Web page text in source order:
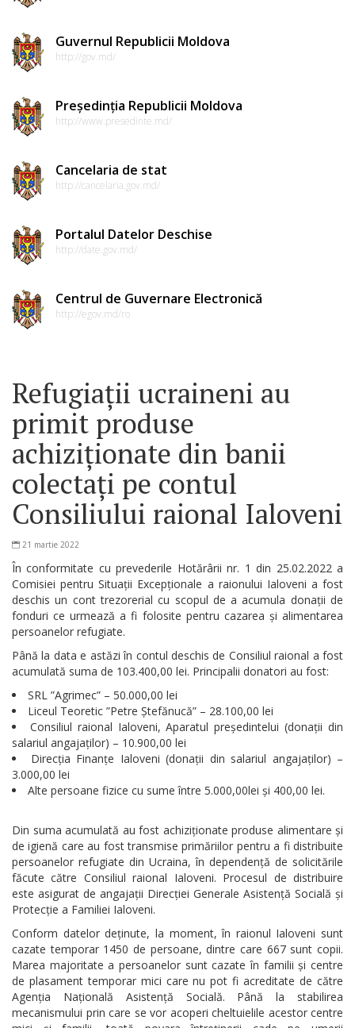
Guvernul Republicii Moldova
http://gov.md/
Președinția Republicii Moldova
http://www.presedinte.md/
Cancelaria de stat
http://cancelaria.gov.md/
Portalul Datelor Deschise
http://date.gov.md/
Centrul de Guvernare Electronică
http://egov.md/ro
Refugiații ucraineni au
primit produse
achiziționate din banii
colectați pe contul
Consiliului raional Ialoveni
21 martie 2022
În conformitate cu prevederile Hotărârii nr. 1 din 25.02.2022 a
Comisiei pentru Situații Excepționale a raionului Ialoveni a fost
deschis un cont trezorerial cu scopul de a acumula donații de
fonduri ce urmează a fi folosite pentru cazarea și alimentarea
persoanelor refugiate.
Până la data e astăzi în contul deschis de Consiliul raional a fost
acumulată suma de 103.400,00 lei. Principalii donatori au fost:
SRL ”Agrimec” – 50.000,00 lei
Liceul Teoretic ”Petre Ștefănucă” – 28.100,00 lei
Consiliul raional Ialoveni, Aparatul președintelui (donații din
salariul angajaților) – 10.900,00 lei
Direcția Finanțe Ialoveni (donații din salariul angajaților) –
3.000,00 lei
Alte persoane fizice cu sume între 5.000,00lei și 400,00 lei.
Din suma acumulată au fost achiziționate produse alimentare și
de igienă care au fost transmise primăriilor pentru a fi distribuite
persoanelor refugiate din Ucraina, în dependență de solicitările
făcute către Consiliul raional Ialoveni. Procesul de distribuire
este asigurat de angajații Direcției Generale Asistență Socială și
Protecție a Familiei Ialoveni.
Conform datelor deținute, la moment, în raionul Ialoveni sunt
cazate temporar 1450 de persoane, dintre care 667 sunt copii.
Marea majoritate a persoanelor sunt cazate în familii și centre
de plasament temporar mici care nu pot fi acreditate de către
Agenția Națională Asistență Socială. Până la stabilirea
mecanismului prin care se vor acoperi cheltuielile acestor centre